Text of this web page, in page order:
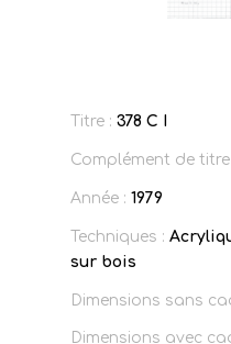
Titre : 378 C I
Complément de titre
Année : 1979
Techniques :
sur bois
Dimensions sans
Dimensions avec